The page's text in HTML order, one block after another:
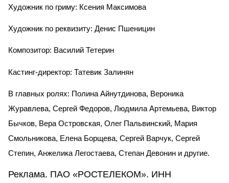
Художник по гриму: Ксения Максимова
Художник по реквизиту: Денис Пшеницин
Композитор: Василий Тетерин
Кастинг-директор: Татевик Залинян
В главных ролях: Полина Айнутдинова, Вероника
Журавлева, Сергей Федоров, Людмила Артемьева, Виктор
Бычков, Вера Островская, Олег Пальвинский, Мария
Смольникова, Елена Борщева, Сергей Варчук, Сергей
Степин, Анжелика Легостаева, Степан Девонин и другие.
Реклама. ПАО «РОСТЕЛЕКОМ». ИНН